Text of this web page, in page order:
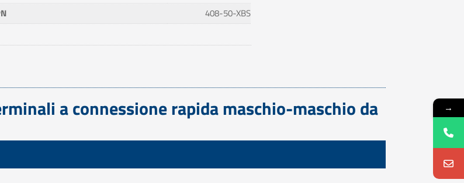
408-50-XBS
a connessione rapida maschio-maschio da →